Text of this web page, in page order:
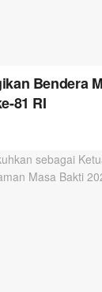
Bendera
81 RI